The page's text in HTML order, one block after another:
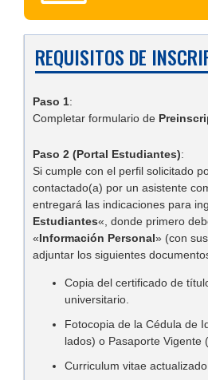
REQUISITOS DE
Paso 1:
Completar formulario de
Paso 2 (Portal Estudiantes):
Si cumple con el perfil solicitado
contactado(a) por un asistente
entregará las indicaciones para
Estudiantes«, donde primero
«Información Personal» (con
adjuntar los siguientes
Copia del certificado de
universitario.
Fotocopia de la Cédula de
lados) o Pasaporte Vigente
Curriculum vitae